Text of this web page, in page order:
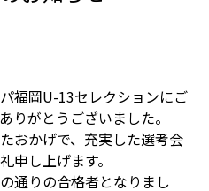
福岡U-13セレクションにご
りがとうございました。
おかげで、充実した選考会
申し上げます。
通りの合格者となりまし